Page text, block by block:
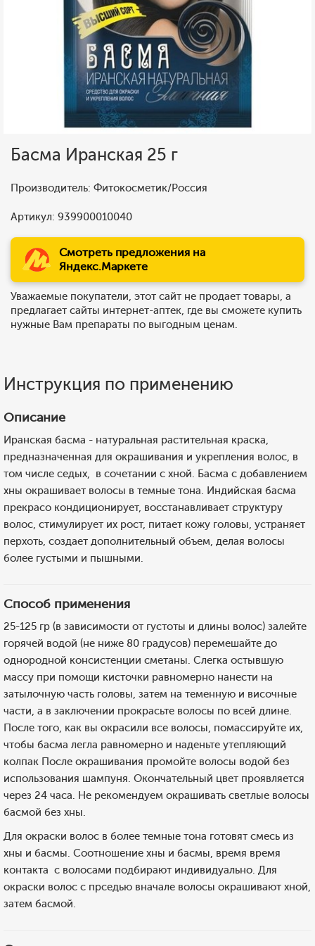
Басма Иранская 25 г
Производитель: Фитокосметик/Россия
Артикул: 939900010040
Смотреть предложения на
Яндекс.Маркете
Уважаемые покупатели, этот сайт не продает товары, а
предлагает сайты интернет-аптек, где вы сможете купить
нужные Вам препараты по выгодным ценам.
Инструкция по применению
Описание
Иранская басма - натуральная растительная краска,
предназначенная для окрашивания и укрепления волос, в
том числе седых, в сочетании с хной. Басма с добавлением
хны окрашивает волосы в темные тона. Индийская басма
прекрасо кондиционирует, восстанавливает структуру
волос, стимулирует их рост, питает кожу головы, устраняет
перхоть, создает дополнительный объем, делая волосы
более густыми и пышными.
Способ применения
25-125 гр (в зависимости от густоты и длины волос) залейте
горячей водой (не ниже 80 градусов) перемешайте до
однородной консистенции сметаны. Слегка остывшую
массу при помощи кисточки равномерно нанести на
затылочную часть головы, затем на теменную и височные
части, а в заключении прокрасьте волосы по всей длине.
После того, как вы окрасили все волосы, помассируйте их,
чтобы басма легла равномерно и наденьте утепляющий
колпак После окрашивания промойте волосы водой без
использования шампуня. Окончательный цвет проявляется
через 24 часа. Не рекомендуем окрашивать светлые волосы
басмой без хны.
Для окраски волос в более темные тона готовят смесь из
хны и басмы. Соотношение хны и басмы, время время
контакта с волосами подбирают индивидуально. Для
окраски волос с прседью вначале волосы окрашивают хной,
затем басмой.